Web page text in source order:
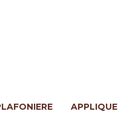
APPLIQUE